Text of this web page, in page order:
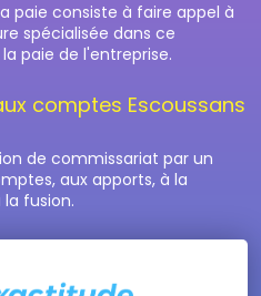
paie consiste à faire appel à
spécialisée dans ce
paie de l'entreprise.
comptes Escoussans
de commissariat par un
aux apports, à la
fusion.